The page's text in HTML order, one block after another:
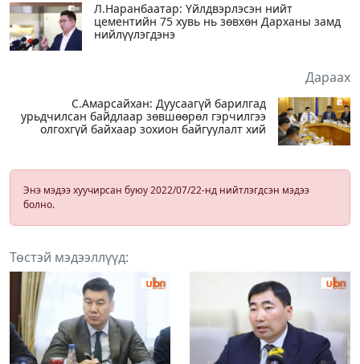
Л.Наранбаатар: Үйлдвэрлэсэн нийт
цементийн 75 хувь нь зөвхөн Дарханы замд
нийлүүлэгдэнэ
Дараах
С.Амарсайхан: Дуусаагүй барилгад
урьдчилсан байдлаар зөвшөөрөл гэрчилгээ
олгохгүй байхаар зохион байгуулалт хий
Энэ мэдээ хуучирсан буюу 2022/07/22-нд нийтлэгдсэн мэдээ
болно.
Төстэй мэдээллүүд: